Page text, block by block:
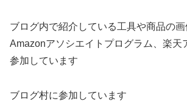
ブログ内で紹介している工具や商品の
Amazonアソシエイトプログラム、楽天
参加しています
ブログ村に参加しています